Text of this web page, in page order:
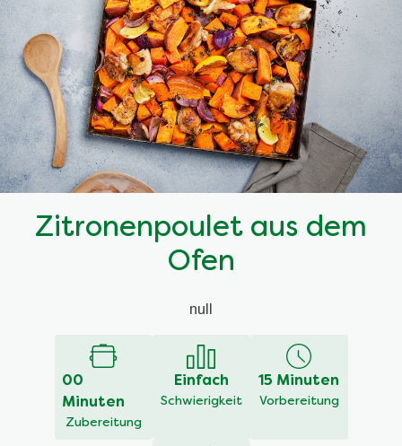
Zitronenpoulet aus dem
Ofen
null
00
Minuten
Zubereitung
Einfach
Schwierigkeit
15 Minuten
Vorbereitung